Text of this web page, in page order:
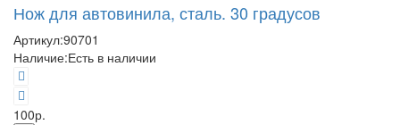
Нож для автовинила, сталь. 30 градусов
Артикул:90701
Наличие:Есть в наличии
100р.